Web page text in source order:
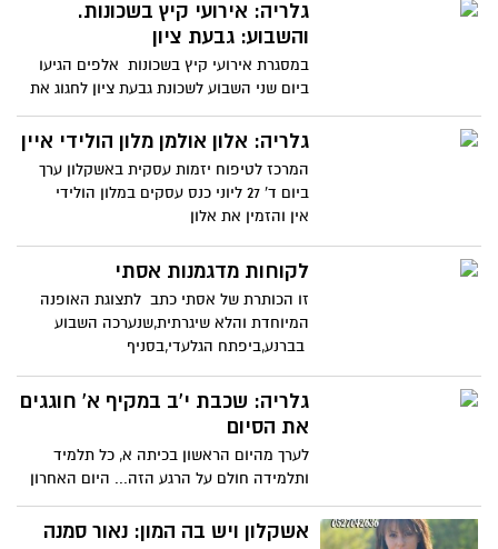
גלריה: אירועי קיץ בשכונות.
והשבוע: גבעת ציון
במסגרת אירועי קיץ בשכונות אלפים הגיעו
ביום שני השבוע לשכונת גבעת ציון לחגוג את
אירועי קיץ של
גלריה: אלון אולמן מלון הולידי איין
המרכז לטיפוח יזמות עסקית באשקלון ערך
ביום ד' 27 ליוני כנס עסקים במלון הולידי
אין והזמין את אלון
לקוחות מדגמנות אסתי
זו הכותרת של אסתי כתב לתצוגת האופנה
המיוחדת והלא שיגרתית,שנערכה השבוע
בברנע,ביפתח הגלעדי,בסניף
גלריה: שכבת י'ב במקיף א' חוגגים
את הסיום
לערך מהיום הראשון בכיתה א, כל תלמיד
ותלמידה חולם על הרגע הזה... היום האחרון
של כיתה יב', אחרי כל
אשקלון ויש בה המון: נאור סמנה